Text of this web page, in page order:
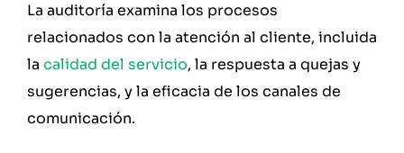
La auditoría examina los procesos
relacionados con la atención al cliente, incluida
la calidad del servicio, la respuesta a quejas y
sugerencias, y la eficacia de los canales de
comunicación.